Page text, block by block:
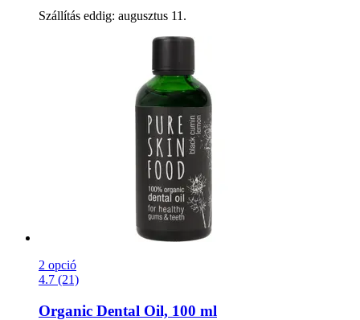
Szállítás eddig: augusztus 11.
2 opció
4.7 (21)
Organic Dental Oil, 100 ml